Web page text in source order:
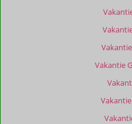
Vakantie